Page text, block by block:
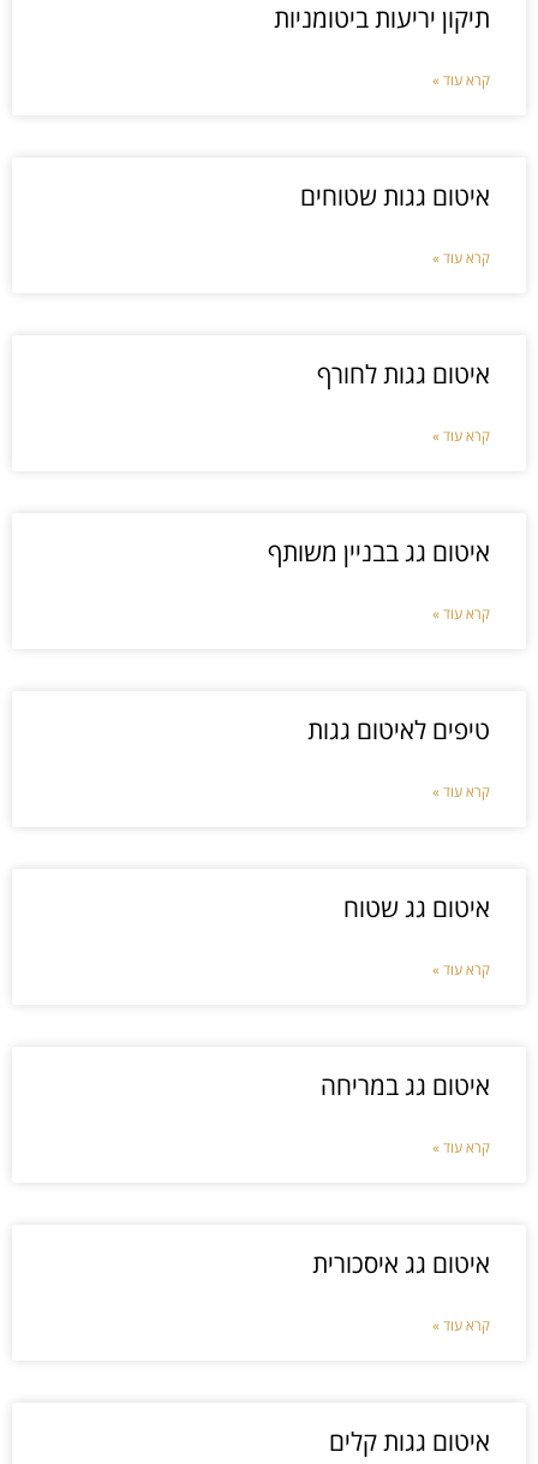
תיקון יריעות ביטומניות
קרא עוד »
איטום גגות שטוחים
קרא עוד »
איטום גגות לחורף
קרא עוד »
איטום גג בבניין משותף
קרא עוד »
טיפים לאיטום גגות
קרא עוד »
איטום גג שטוח
קרא עוד »
איטום גג במריחה
קרא עוד »
איטום גג איסכורית
קרא עוד »
איטום גגות קלים